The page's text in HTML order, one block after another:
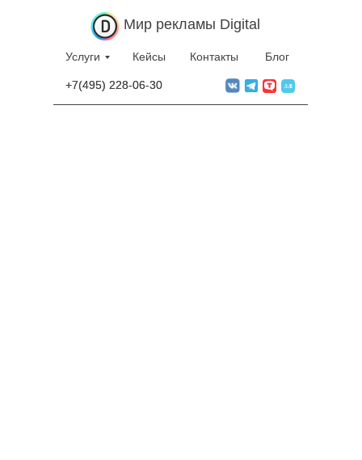
+7(495) 228-06-30
+7(495) 228-06-30
Мир рекламы Digital
Услуги Кейсы Блог
Контакты